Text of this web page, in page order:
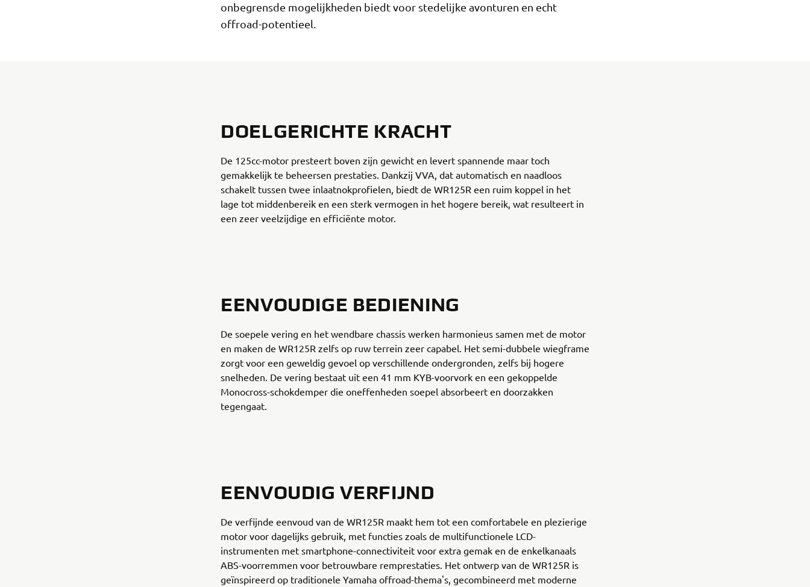
onbegrensde mogelijkheden biedt voor stedelijke avonturen en echt
offroad-potentieel.
DOELGERICHTE KRACHT
De 125cc-motor presteert boven zijn gewicht en levert spannende maar toch
gemakkelijk te beheersen prestaties. Dankzij VVA, dat automatisch en naadloos
schakelt tussen twee inlaatnokprofielen, biedt de WR125R een ruim koppel in het
lage tot middenbereik en een sterk vermogen in het hogere bereik, wat resulteert in
een zeer veelzijdige en efficiënte motor.
EENVOUDIGE BEDIENING
De soepele vering en het wendbare chassis werken harmonieus samen met de motor
en maken de WR125R zelfs op ruw terrein zeer capabel. Het semi-dubbele wiegframe
zorgt voor een geweldig gevoel op verschillende ondergronden, zelfs bij hogere
snelheden. De vering bestaat uit een 41 mm KYB-voorvork en een gekoppelde
Monocross-schokdemper die oneffenheden soepel absorbeert en doorzakken
tegengaat.
EENVOUDIG VERFIJND
De verfijnde eenvoud van de WR125R maakt hem tot een comfortabele en plezierige
motor voor dagelijks gebruik, met functies zoals de multifunctionele LCD-
instrumenten met smartphone-connectiviteit voor extra gemak en de enkelkanaals
ABS-voorremmen voor betrouwbare remprestaties. Het ontwerp van de WR125R is
geïnspireerd op traditionele Yamaha offroad-thema's, gecombineerd met moderne